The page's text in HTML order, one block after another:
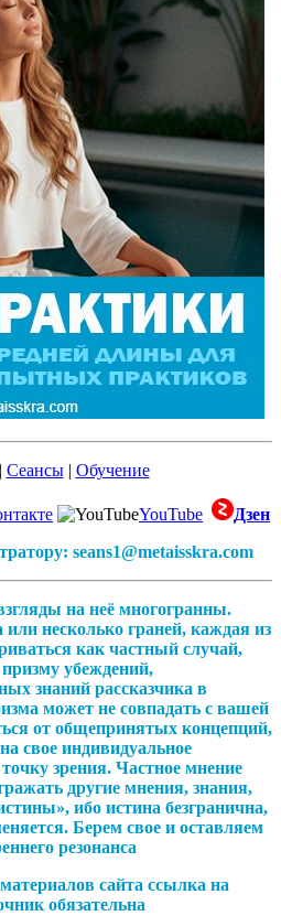
Сеансы| Обучение
YouTube
Дзен
seans1@metaisskra.com
на неё многогранны.
или несколько граней, каждая из
как частный случай,
убеждений,
знаний рассказчика в
может не совпадать с вашей
от общепринятых концепций,
свое индивидуальное
зрения. Частное мнение
другие мнения, знания,
ибо истина безгранична,
Берем свое и оставляем
резонанса
сайта ссылка на
обязательна